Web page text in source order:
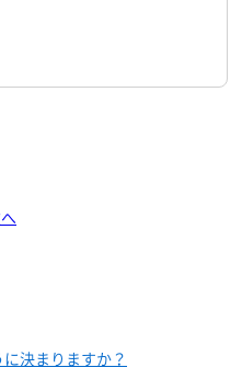
決まりますか？